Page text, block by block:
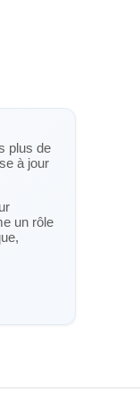
plus de
à jour
un rôle